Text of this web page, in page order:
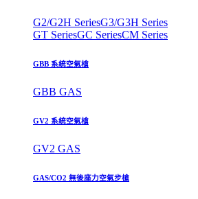
G2/G2H SeriesG3/G3H Series
GT SeriesGC SeriesCM Series
GBB 系統空氣槍
GBB GAS
GV2 系統空氣槍
GV2 GAS
GAS/CO2 無後座力空氣步槍